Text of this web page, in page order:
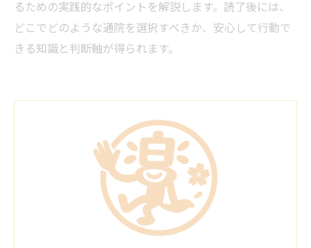
るための実践的なポイントを解説します。読了後には、
どこでどのような通院を選択すべきか、安心して行動で
きる知識と判断軸が得られます。